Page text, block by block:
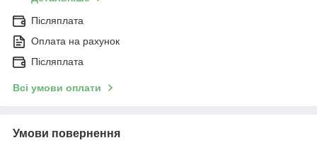
Післяплата
Оплата на рахунок
Післяплата
Всі умови оплати
Умови повернення